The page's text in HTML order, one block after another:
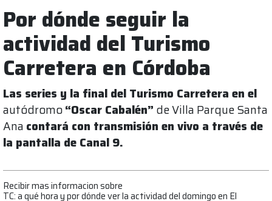
Por dónde seguir la
actividad del Turismo
Carretera en Córdoba
Las series y la final del Turismo Carretera en el
autódromo“Oscar Cabalén” de Villa Parque Santa
Ana contará con transmisión en vivo a través de
la pantalla de Canal 9.
Recibir mas informacion sobre
TC: a qué hora y por dónde ver la actividad del domingo en El